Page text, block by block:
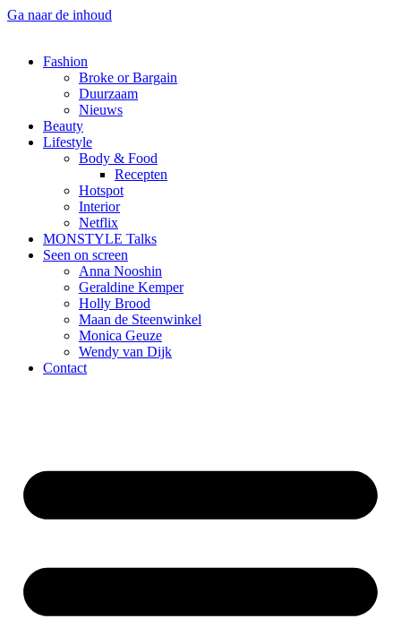
Ga naar de inhoud
Fashion
Broke or Bargain
Duurzaam
Nieuws
Beauty
Lifestyle
Body & Food
Recepten
Hotspot
Interior
Netflix
MONSTYLE Talks
Seen on screen
Anna Nooshin
Geraldine Kemper
Holly Brood
Maan de Steenwinkel
Monica Geuze
Wendy van Dijk
Contact